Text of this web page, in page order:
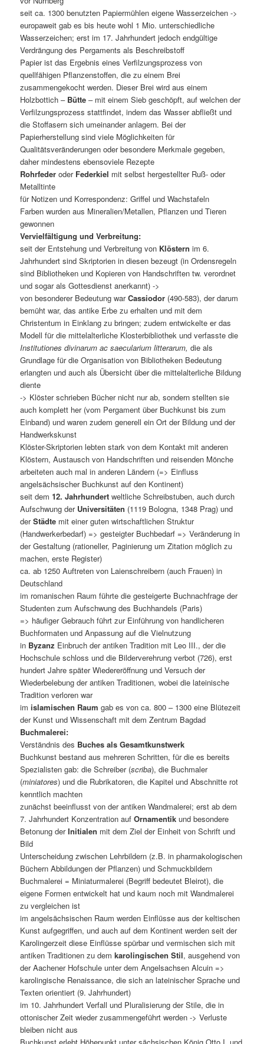
seit ca. 1300 benutzten Papiermühlen eigene Wasserzeichen ->
europaweit gab es bis heute wohl 1 Mio. unterschiedliche
Wasserzeichen; erst im 17. Jahrhundert jedoch endgültige
Verdrängung des Pergaments als Beschreibstoff
Papier ist das Ergebnis eines Verfilzungsprozess von
quellfähigen Pflanzenstoffen, die zu einem Brei
zusammengekocht werden. Dieser Brei wird aus einem
Holzbottich – Bütte – mit einem Sieb geschöpft, auf welchen der
Verfilzungsprozess stattfindet, indem das Wasser abfließt und
die Stoffasern sich umeinander anlagern. Bei der
Papierherstellung sind viele Möglichkeiten für
Qualitätsveränderungen oder besondere Merkmale gegeben,
daher mindestens ebensoviele Rezepte
Rohrfeder oder Federkiel mit selbst hergestellter Ruß- oder
Metalltinte
für Notizen und Korrespondenz: Griffel und Wachstafeln
Farben wurden aus Mineralien/Metallen, Pflanzen und Tieren
gewonnen
Vervielfältigung und Verbreitung:
seit der Entstehung und Verbreitung von Klöstern im 6.
Jahrhundert sind Skriptorien in diesen bezeugt (in Ordensregeln
sind Bibliotheken und Kopieren von Handschriften tw. verordnet
und sogar als Gottesdienst anerkannt) ->
von besonderer Bedeutung warCassiodor (490-583), der darum
bemüht war, das antike Erbe zu erhalten und mit dem
Christentum in Einklang zu bringen; zudem entwickelte er das
Modell für die mittelalterliche Klosterbibliothek und verfasste die
Institutiones divinarum ac saecularium litterarum,die als
Grundlage für die Organisation von Bibliotheken Bedeutung
erlangten und auch als Übersicht über die mittelalterliche Bildung
diente
-> Klöster schrieben Bücher nicht nur ab, sondern stellten sie
auch komplett her (vom Pergament über Buchkunst bis zum
Einband) und waren zudem generell ein Ort der Bildung und der
Handwerkskunst
Klöster-Skriptorien lebten stark von dem Kontakt mit anderen
Klöstern, Austausch von Handschriften und reisenden Mönche
arbeiteten auch mal in anderen Ländern (=> Einfluss
angelsächsischer Buchkunst auf den Kontinent)
seit dem12. Jahrhundert weltliche Schreibstuben, auch durch
Aufschwung der Universitäten (1119 Bologna, 1348 Prag) und
derStädte mit einer guten wirtschaftlichen Struktur
(Handwerkerbedarf) => gesteigter Buchbedarf => Veränderung in
der Gestaltung (rationeller, Paginierung um Zitation möglich zu
machen, erste Register)
ca. ab 1250 Auftreten von Laienschreibern (auch Frauen) in
Deutschland
im romanischen Raum führte die gesteigerte Buchnachfrage der
Studenten zum Aufschwung des Buchhandels (Paris)
=> häufiger Gebrauch führt zur Einführung von handlicheren
Buchformaten und Anpassung auf die Vielnutzung
in Byzanz Einbruch der antiken Tradition mit Leo III., der die
Hochschule schloss und die Bilderverehrung verbot (726), erst
hundert Jahre später Wiedereröffnung und Versuch der
Wiederbelebung der antiken Traditionen, wobei die lateinische
Tradition verloren war
imislamischen Raumgab es von ca. 800 – 1300 eine Blütezeit
der Kunst und Wissenschaft mit dem Zentrum Bagdad
Buchmalerei:
Verständnis des Buches als Gesamtkunstwerk
Buchkunst bestand aus mehreren Schritten, für die es bereits
Spezialisten gab: die Schreiber (scriba), die Buchmaler
(miniatores) und die Rubrikatoren, die Kapitel und Abschnitte rot
kenntlich machten
zunächst beeinflusst von der antiken Wandmalerei; erst ab dem
7. Jahrhundert Konzentration aufOrnamentik und besondere
Betonung derInitialen mit dem Ziel der Einheit von Schrift und
Bild
Unterscheidung zwischen Lehrbildern (z.B. in pharmakologischen
Büchern Abbildungen der Pflanzen) und Schmuckbildern
Buchmalerei = Miniaturmalerei (Begriff bedeutet Bleirot), die
eigene Formen entwickelt hat und kaum noch mit Wandmalerei
zu vergleichen ist
im angelsächsischen Raum werden Einflüsse aus der keltischen
Kunst aufgegriffen, und auch auf dem Kontinent werden seit der
Karolingerzeit diese Einflüsse spürbar und vermischen sich mit
antiken Traditionen zu demkarolingischen Stil, ausgehend von
der Aachener Hofschule unter dem Angelsachsen Alcuin =>
karolingische Renaissance, die sich an lateinischer Sprache und
Texten orientiert (9. Jahrhundert)
im 10. Jahrhundert Verfall und Pluralisierung der Stile, die in
ottonischer Zeit wieder zusammengeführt werden -> Verluste
bleiben nicht aus